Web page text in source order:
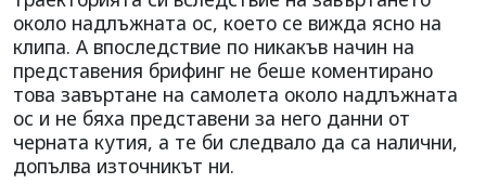
около надлъжната ос, което се вижда ясно на
клипа. А впоследствие по никакъв начин на
представения брифинг не беше коментирано
това завъртане на самолета около надлъжната
ос и не бяха представени за него данни от
черната кутия, а те би следвало да са налични,
допълва източникът ни.